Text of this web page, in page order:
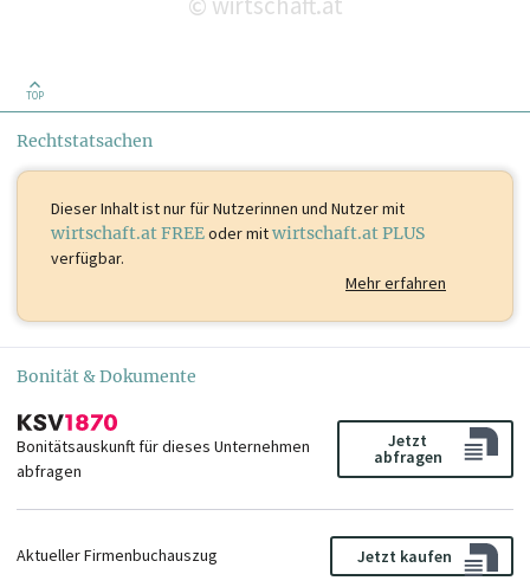
TOP
Rechtstatsachen
Dieser Inhalt istnur für Nutzerinnen und Nutzer mit
wirtschaft.at FREEoder mitwirtschaft.at PLUS
verfügbar.
Mehr erfahren
Bonität & Dokumente
Bonitätsauskunft für dieses Unternehmen
abfragen
Jetzt
abfragen
Aktueller Firmenbuchauszug Jetzt kaufen